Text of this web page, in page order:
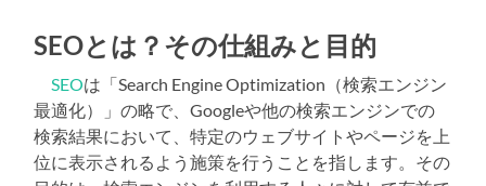
SEOとは？その仕組みと目的
SEOは「Search Engine Optimization（検索エンジン
最適化）」の略で、Googleや他の検索エンジンでの
検索結果において、特定のウェブサイトやページを上
位に表示されるよう施策を行うことを指します。その